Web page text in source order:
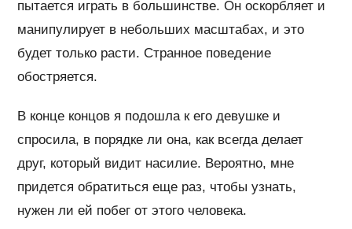
пытается играть в большинстве. Он оскорбляет и
манипулирует в небольших масштабах, и это
будет только расти. Странное поведение
обостряется.
В конце концов я подошла к его девушке и
спросила, в порядке ли она, как всегда делает
друг, который видит насилие. Вероятно, мне
придется обратиться еще раз, чтобы узнать,
нужен ли ей побег от этого человека.